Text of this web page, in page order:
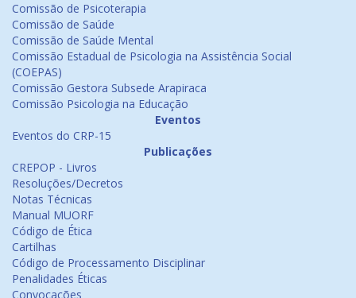
Comissão de Psicoterapia
Comissão de Saúde
Comissão de Saúde Mental
Comissão Estadual de Psicologia na Assistência Social
(COEPAS)
Comissão Gestora Subsede Arapiraca
Comissão Psicologia na Educação
Eventos
Eventos do CRP-15
Publicações
CREPOP - Livros
Resoluções/Decretos
Notas Técnicas
Manual MUORF
Código de Ética
Cartilhas
Código de Processamento Disciplinar
Penalidades Éticas
Convocações